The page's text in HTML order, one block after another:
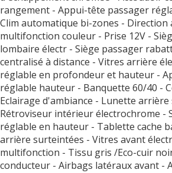
rangement - Appui-tête passager
Clim automatique bi-zones - Direction
multifonction couleur - Prise 12V -
lombaire électr - Siège passager
centralisé à distance - Vitres arrière
réglable en profondeur et hauteur -
réglable hauteur - Banquette 60/40 -
Eclairage d'ambiance - Lunette
Rétroviseur intérieur électrochrome -
réglable en hauteur - Tablette cache
arrière surteintées - Vitres avant
multifonction - Tissu gris /Eco-cuir
conducteur - Airbags latéraux avant -